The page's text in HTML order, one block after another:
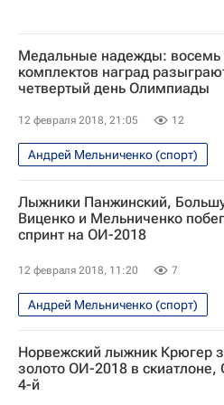
Медальные надежды: восемь
комплектов наград
четвертый день Олимпиады
12 февраля 2018, 21:05 12
Андрей Мельниченко (спорт)
Дневник Игр - Пхенчхан 2018
Олимпийские игры
Спорт
Новости - Пхенчхан 2018
Сборная России - Пхенчхан 2018
Константин Полтавец
Россия на Олимпиаде 2018
Канада (жен.)
США (жен.)
Лыжники Панжинский,
Виценко и Мельниченко
спринт на ОИ-2018
12 февраля 2018, 11:20 7
Андрей Мельниченко (спорт)
Лыжные гонки - Пхенчхан 2018
Олимпийские игры
Спорт
Лыжные виды спорта
Норвежский лыжник Крюгер
золото ОИ-2018 в скиатлоне,
4-й